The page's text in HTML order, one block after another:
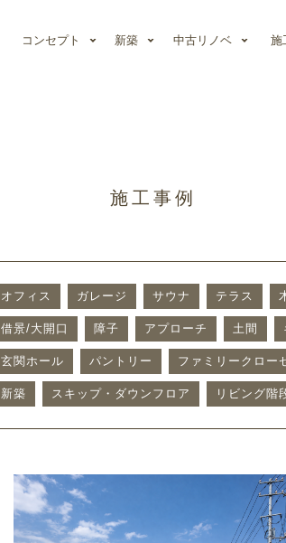
コンセプト 新築 中古リノベ 施
施工事例
オフィス ガレージ サウナ テラス
借景/大開口 障子 アプローチ 土間
玄関ホール パントリー ファミリークロー
新築 スキップ・ダウンフロア リビング階